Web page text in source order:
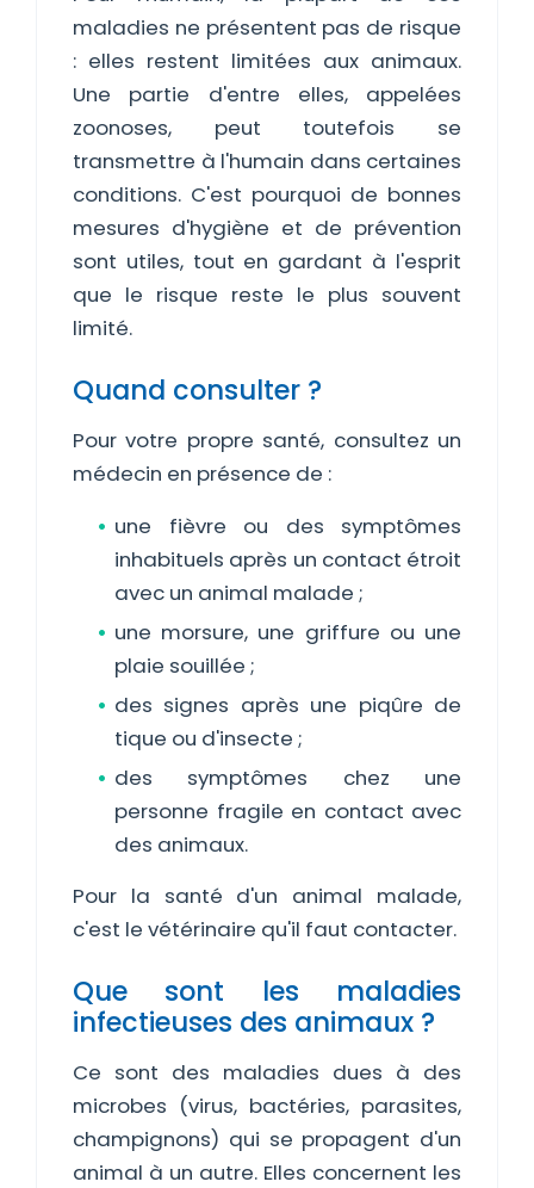
maladies ne présentent pas de risque
: elles restent limitées aux animaux.
Une partie d'entre elles, appelées
zoonoses, peut toutefois se
transmettre à l'humain dans certaines
conditions. C'est pourquoi de bonnes
mesures d'hygiène et de prévention
sont utiles, tout en gardant à l'esprit
que le risque reste le plus souvent
limité.
Quand consulter ?
Pour votre propre santé, consultez un
médecin en présence de :
une fièvre ou des symptômes
inhabituels après un contact étroit
avec un animal malade ;
une morsure, une griffure ou une
plaie souillée ;
des signes après une piqûre de
tique ou d'insecte ;
des symptômes chez une
personne fragile en contact avec
des animaux.
Pour la santé d'un animal malade,
c'est le vétérinaire qu'il faut contacter.
Que sont les maladies
infectieuses des animaux ?
Ce sont des maladies dues à des
microbes (virus, bactéries, parasites,
champignons) qui se propagent d'un
animal à un autre. Elles concernent les